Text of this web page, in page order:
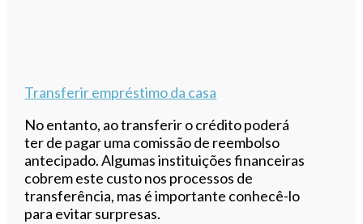
Transferir empréstimo da casa
No entanto, ao transferir o crédito poderá
ter de pagar uma comissão de reembolso
antecipado. Algumas instituições financeiras
cobrem este custo nos processos de
transferência, mas é importante conhecê-lo
para evitar surpresas.